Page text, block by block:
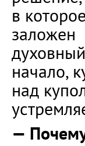
в которое
заложен
начало,
над
—